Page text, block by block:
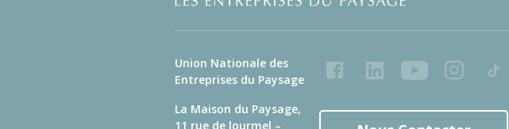
Union Nationale des
Entreprises du Paysage
La Maison du Paysage,
11 rue de lourmel –
FacebookLinkedInYoutubeInstagram
Tiktok